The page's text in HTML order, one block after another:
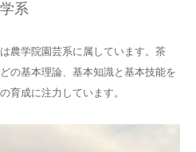
系
農学院園芸系に属しています。茶
の基本理論、基本知識と基本技能を
育成に注力しています。